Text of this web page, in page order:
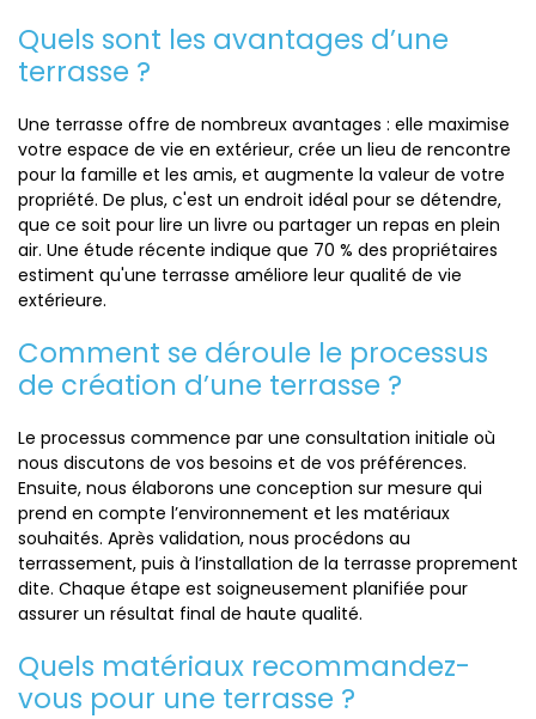
Quels sont les avantages d’une
terrasse ?
Une terrasse offre de nombreux avantages : elle maximise
votre espace de vie en extérieur, crée un lieu de rencontre
pour la famille et les amis, et augmente la valeur de votre
propriété. De plus, c'est un endroit idéal pour se détendre,
que ce soit pour lire un livre ou partager un repas en plein
air. Une étude récente indique que 70 % des propriétaires
estiment qu'une terrasse améliore leur qualité de vie
extérieure.
Comment se déroule le processus
de création d’une terrasse ?
Le processus commence par une consultation initiale où
nous discutons de vos besoins et de vos préférences.
Ensuite, nous élaborons une conception sur mesure qui
prend en compte l’environnement et les matériaux
souhaités. Après validation, nous procédons au
terrassement, puis à l’installation de la terrasse proprement
dite. Chaque étape est soigneusement planifiée pour
assurer un résultat final de haute qualité.
Quels matériaux recommandez-
vous pour une terrasse ?